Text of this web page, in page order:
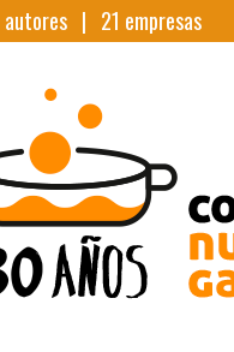
autores | 21 empresas